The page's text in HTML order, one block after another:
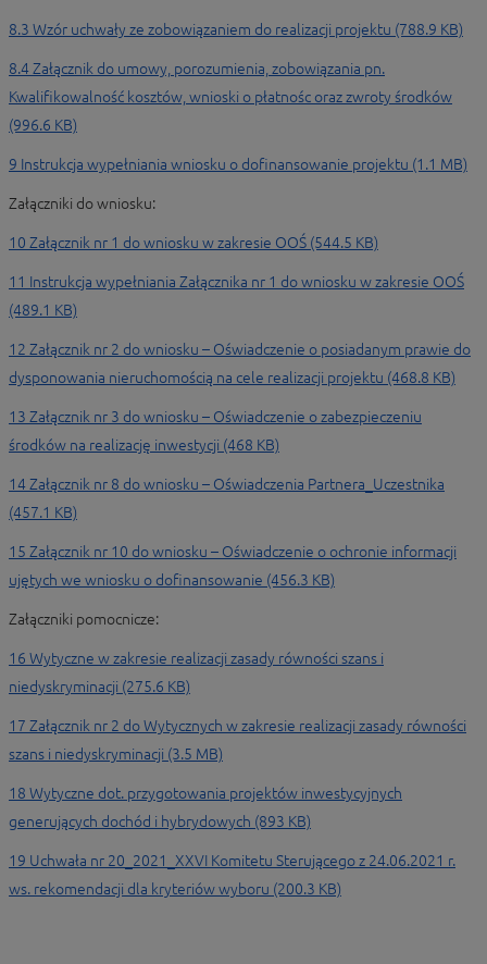
8.3 Wzór uchwały ze zobowiązaniem do realizacji projektu (788.9 KB)
8.4 Załącznik do umowy, porozumienia, zobowiązania pn.
Kwalifikowalność kosztów, wnioski o płatnośc oraz zwroty środków
(996.6 KB)
9 Instrukcja wypełniania wniosku o dofinansowanie projektu (1.1 MB)
Załączniki do wniosku:
10 Załącznik nr 1 do wniosku w zakresie OOŚ (544.5 KB)
11 Instrukcja wypełniania Załącznika nr 1 do wniosku w zakresie OOŚ
(489.1 KB)
12 Załącznik nr 2 do wniosku – Oświadczenie o posiadanym prawie do
dysponowania nieruchomością na cele realizacji projektu (468.8 KB)
13 Załącznik nr 3 do wniosku – Oświadczenie o zabezpieczeniu
środków na realizację inwestycji (468 KB)
14 Załącznik nr 8 do wniosku – Oświadczenia Partnera_Uczestnika
(457.1 KB)
15 Załącznik nr 10 do wniosku – Oświadczenie o ochronie informacji
ujętych we wniosku o dofinansowanie (456.3 KB)
Załączniki pomocnicze:
16 Wytyczne w zakresie realizacji zasady równości szans i
niedyskryminacji (275.6 KB)
17 Załącznik nr 2 do Wytycznych w zakresie realizacji zasady równości
szans i niedyskryminacji (3.5 MB)
18 Wytyczne dot. przygotowania projektów inwestycyjnych
generujących dochód i hybrydowych (893 KB)
19 Uchwała nr 20_2021_XXVI Komitetu Sterującego z 24.06.2021 r.
ws. rekomendacji dla kryteriów wyboru (200.3 KB)